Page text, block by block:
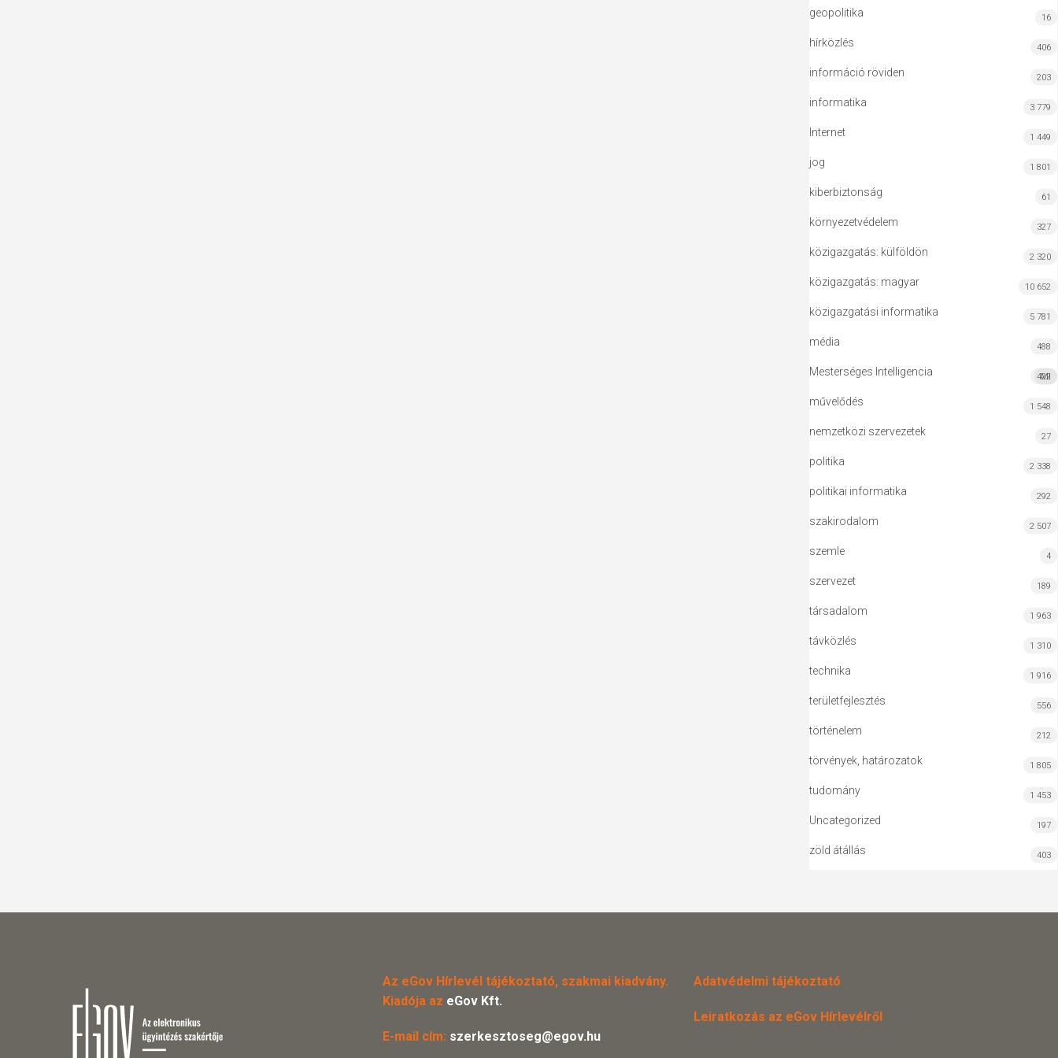
geopolitika 16
hírközlés 406
információ röviden 203
informatika 3 779
Internet 1 449
jog 1 801
kiberbiztonság 61
környezetvédelem 327
közigazgatás: külföldön 2 320
közigazgatás: magyar 10 652
közigazgatási informatika 5 781
média 488
Mesterséges Intelligencia MI
422
művelődés 1 548
nemzetközi szervezetek 27
politika 2 338
politikai informatika 292
szakirodalom 2 507
szemle 4
szervezet 189
társadalom 1 963
távközlés 1 310
technika 1 916
területfejlesztés 556
történelem 212
törvények, határozatok 1 805
tudomány 1 453
Uncategorized 197
zöld átállás 403
Az eGov Hírlevél tájékoztató, szakmai kiadvány.
Kiadója az eGov Kft.
E-mail cím: szerkesztoseg@egov.hu
Adatvédelmi tájékoztató
Leiratkozás az eGov Hírlevélről